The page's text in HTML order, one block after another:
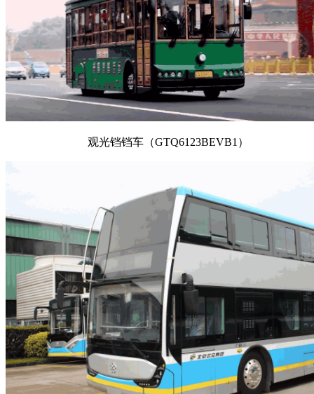
观光铛铛车（GTQ6123BEVB1）